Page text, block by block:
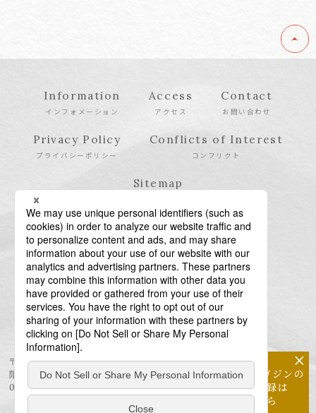
Information
インフォメーション
Access
アクセス
Contact
お問い合わせ
Privacy Policy
プライバシーポリシー
Conflicts of Interest
コンフリクト
Sitemap
〒106-6123 東京都港区六本木6-10-1 六本木ヒルズ森タワー23
階
03-6438-5511（代表） / 03-6438-5611（特許・商標）
×
メールマガジンの
配信登録は
こちら